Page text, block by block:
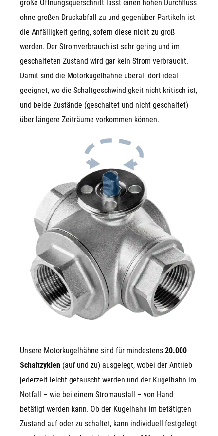
nach dem Befüllen eines Behälters), drückt dieser das
Magnetventil wieder auf. Der Kugelhahn hingegen ist
nach Betätigung in beiden Richtungen dicht.
Unterdruck: Bei Unterdruck (Saugen auf der
Ausgangsseite) wird die Funktion schwer vorhersagbar.
Besonders bei NO-Magnetventilen kann es durchaus
passieren, dass ein Unterdruck auf der Ausgangsseite
die Membrane nach unten zieht und das Ventil
Manuelle (Not)Betätigung: Das Magnetventil wird
ausschließlich durch Magnetkraft geschlossen und
geöffnet (bzw. durch die Feder, die der Magnetkraft
entgegen wirkt). Das bedeutet, dass ein Magnetventil
von Hand (bei Stromausfall) nicht betätigt werden
kann! Auch ist es nicht möglich, ein NC (stromlos
geschlossenes) Magnetventil auf ein NO (stromlos
offenes) Magnetventil umzubauen, da die integrierte
Feder in eine andere Richtung wirkt.
Unsere Variante mit Kondensator ist ideal geeignet für
Einsatzzwecke, in denen der Kugelhahn bei Stromausfall
zurückfahren muss. Der Antrieb verfügt nur über 2 Adern
("+" bzw. "L" und "-" bzw. "N") und wird mit einem Schalter
sehr einfach angesteuert. Wenn Strom anliegt, fährt der
Kugelhahn die 90° bis zum Endanschlag und der
Kondensator wird parallel aufgeladen. Wenn der Strom
abgeschalten wird (oder ausfällt), fährt der Antrieb mit
der Energie des geladenen Kondensators (ähnlich einer
Batterie) von Alleine zurück.
große Öffnungsquerschnitt lässt einen hohen Durchfluss
ohne großen Druckabfall zu und gegenüber Partikeln ist
die Anfälligkeit gering, sofern diese nicht zu groß
werden. Der Stromverbrauch ist sehr gering und im
geschalteten Zustand wird gar kein Strom verbraucht.
Damit sind die Motorkugelhähne überall dort ideal
geeignet, wo die Schaltgeschwindigkeit nicht kritisch ist,
und beide Zustände (geschaltet und nicht geschaltet)
über längere Zeiträume vorkommen können.
Unsere Motorkugelhähne sind für mindestens 20.000
Schaltzyklen (auf und zu) ausgelegt, wobei der Antrieb
jederzeit leicht getauscht werden und der Kugelhahn im
Notfall – wie bei einem Stromausfall – von Hand
betätigt werden kann. Ob der Kugelhahn im betätigten
Zustand auf oder zu schaltet, kann individuell festgelegt